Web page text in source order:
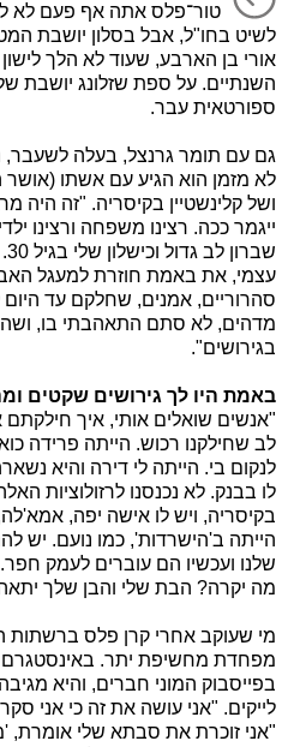
לשיט בחו"ל, אבל בסלון יושבת
אורי בן הארבע, שעוד לא הלך
השנתיים. על ספת שזלונג יושבת
ספורטאית עבר.
גם עם תומר גרנצל, בעלה לשעבר,
לא מזמן הוא הגיע עם אשתו
ושל קלינשטיין בקיסריה. "זה היה
ייגמר ככה. רצינו משפחה ורצינו
עצמי, את באמת חוזרת למעגל
סהרוריים, אמנים, שחלקם עד
מדהים, לא סתם התאהבתי בו,
בגירושים".
באמת היו לך גירושים שקטים
"אנשים שואלים אותי, איך
לב שחילקנו רכוש. הייתה פרידה
לנקום בי. הייתה לי דירה והיא
לו בבנק. לא נכנסנו לרזולוציות
בקיסריה, ויש לו אישה יפה,
הייתה ב'הישרדות', כמו נועם. יש
שלנו ועכשיו הם עוברים לעמק
מה יקרה? הבת שלי והבן שלך
מי שעוקב אחרי קרן פלס ברשתות
בפייסבוק המוני חברים, והיא
לייקים. "אני עושה את זה כי אני
"אני זוכרת את סבתא שלי אומרת,